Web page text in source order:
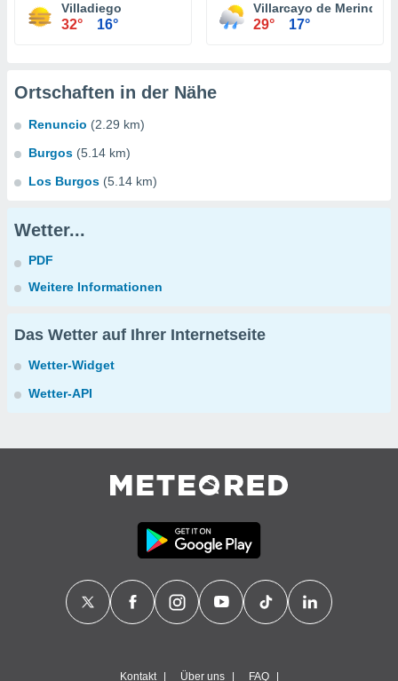
Villadiego
32° 16°
Villarcayo de Merindad
29° 17°
Ortschaften in der Nähe
Renuncio (2.29 km)
Burgos (5.14 km)
Los Burgos (5.14 km)
Wetter...
PDF
Weitere Informationen
Das Wetter auf Ihrer Internetseite
Wetter-Widget
Wetter-API
Kontakt Über uns FAQ